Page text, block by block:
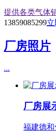
提供各类气体
13859085299
厂房照片
...
厂房展
福建德